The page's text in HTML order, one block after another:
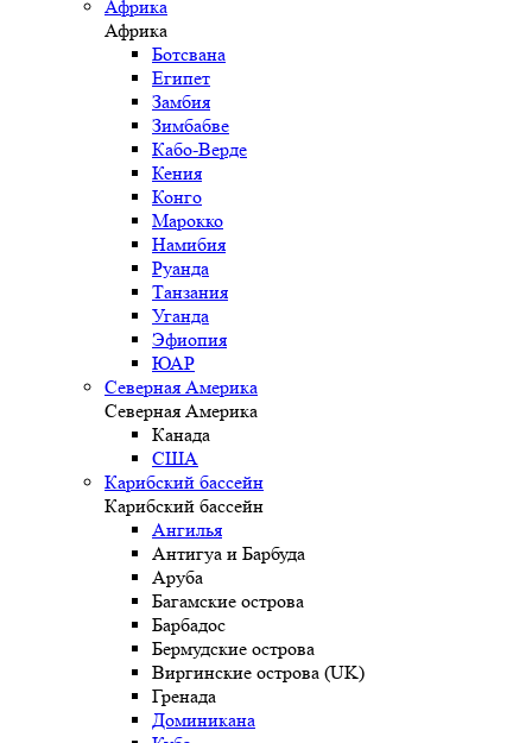
Африка
Африка
Ботсвана
Египет
Замбия
Зимбабве
Кабо-Верде
Кения
Конго
Марокко
Намибия
Руанда
Танзания
Уганда
Эфиопия
ЮАР
Северная Америка
Северная Америка
Канада
США
Карибский бассейн
Карибский бассейн
Ангилья
Антигуа и Барбуда
Аруба
Багамские острова
Барбадос
Бермудские острова
Виргинские острова (UK)
Гренада
Доминикана